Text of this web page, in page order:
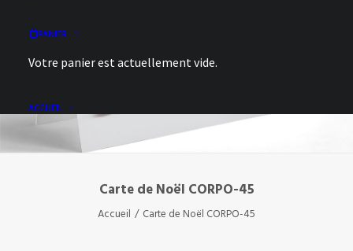
PANIER
Votre panier est actuellement vide.
ACCUEIL
Carte de Noël CORPO-45
Accueil Carte de Noël CORPO-45